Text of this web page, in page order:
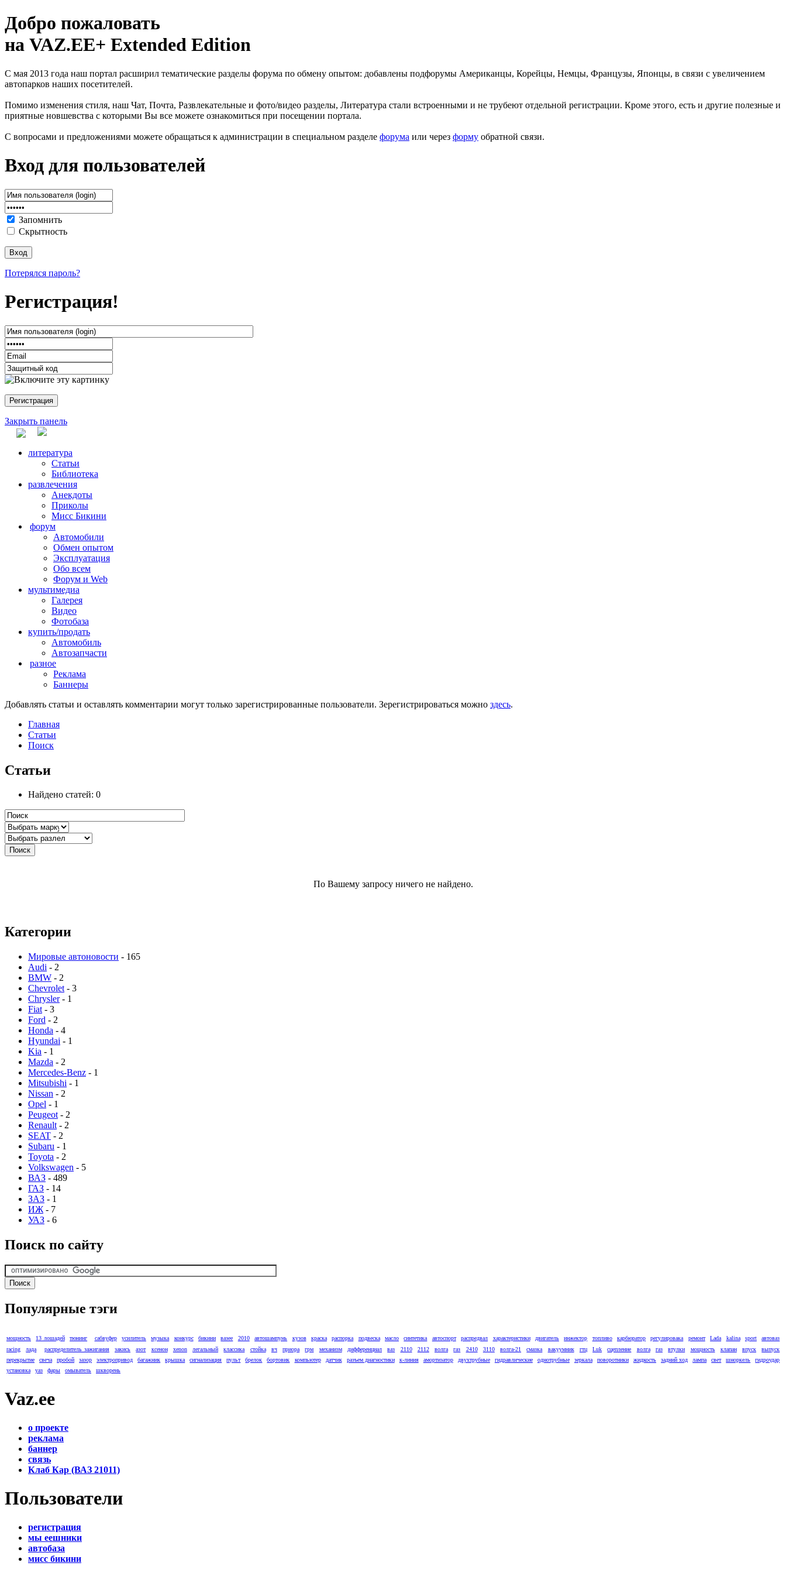
Добро пожаловать
на VAZ.EE+ Extended Edition
С мая 2013 года наш портал расширил тематические разделы форума по обмену опытом: добавлены подфорумы Американцы, Корейцы, Немцы, Французы, Японцы, в связи с увеличением
автопарков наших посетителей.
Помимо изменения стиля, наш Чат, Почта, Развлекательные и фото/видео разделы, Литература стали встроенными и не трубеют отдельной регистрации. Кроме этого, есть и другие полезные и
приятные новшевства с которыми Вы все можете ознакомиться при посещении портала.
С вопросами и предложениями можете обращаться к администрации в специальном разделе форума или через форму обратной связи.
Вход для пользователей
Запомнить
Скрытность
Потерялся пароль?
Регистрация!
Закрыть панель
литература
Статьи
Библиотека
развлечения
Анекдоты
Приколы
Мисс Бикини
форум
Автомобили
Обмен опытом
Эксплуатация
Обо всем
Форум и Web
мультимедиа
Галерея
Видео
Фотобаза
купить/продать
Автомобиль
Автозапчасти
разное
Реклама
Баннеры
Добавлять статьи и оставлять комментарии могут только зарегистрированные пользователи. Зерегистрироваться можно здесь.
Главная
Статьи
Поиск
Статьи
Найдено статей: 0
По Вашему запросу ничего не найдено.
Категории
Мировые автоновости - 165
Audi - 2
BMW - 2
Chevrolet - 3
Chrysler- 1
Fiat - 3
Ford - 2
Honda - 4
Hyundai - 1
Kia - 1
Mazda - 2
Mercedes-Benz - 1
Mitsubishi - 1
Nissan - 2
Opel - 1
Peugeot - 2
Renault - 2
SEAT - 2
Subaru - 1
Toyota - 2
Volkswagen - 5
ВАЗ - 489
ГАЗ - 14
ЗАЗ - 1
ИЖ - 7
УАЗ - 6
Поиск по сайту
Популярные тэги
мощность 13 лошадей тюнинг сабвуфер усилитель музыка конкурс бикини вазее 2010 автошампунь кузов краска распорка подвеска масло синтетика автоспорт распредвал характеристики двигатель инжектор топливо карбюратор регулировака ремонт Lada kalina sport
автоваз
racing
лада распределитель зажигания закись азот ксенон xenon легальный классика стойка вч приора грм механизм дифференциал ваз 2110 2112 волга газ 2410 3110 волга-21 смазка вакуумник гтц Luk сцепление волга газ втулки мощность клапан впуск
выпуск
перекрытие
свеча пробой зазор электропривод багажник крышка сигнализация пульт брелок бортовик компьютер датчик разъем диагностики к-линия амортизатор двухтрубные гидравлические однотрубные зеркала поворотники жидкость задний ход лампа свет шноркель
гидроудар
установка
уаз фары омыватель шкворень
Vaz.ee
о проекте
реклама
баннер
связь
Клаб Кар (ВАЗ 21011)
Пользователи
регистрация
мы еешники
автобаза
мисс бикини